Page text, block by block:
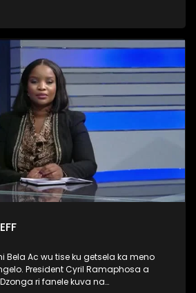
Bela Ac wu tise ku getsela ka meno
President Cyril Ramaphosa a
ri fanele kuva na